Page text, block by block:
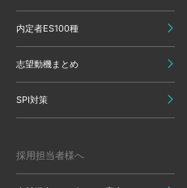
内定者ES100種
志望動機まとめ
SPI対策
採用担当者様へ